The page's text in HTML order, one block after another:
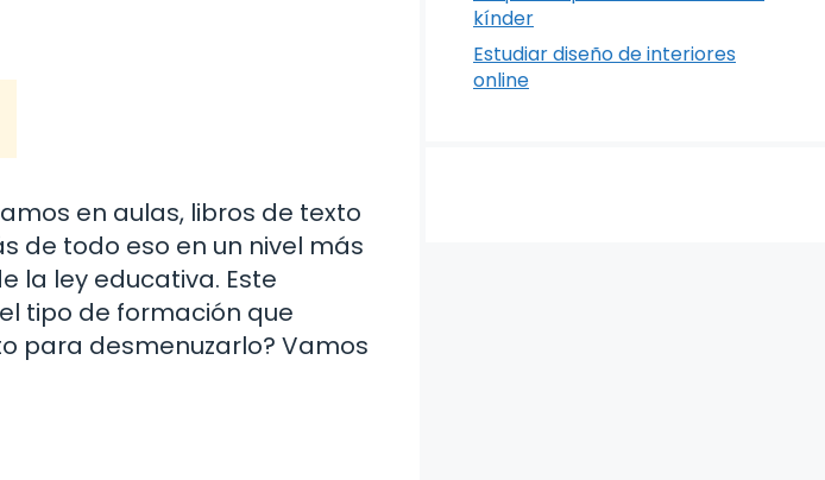
en aulas, libros de texto
de todo eso en un nivel más
la ley educativa. Este
tipo de formación que
para desmenuzarlo? Vamos
kínder
Estudiar diseño de interiores
online